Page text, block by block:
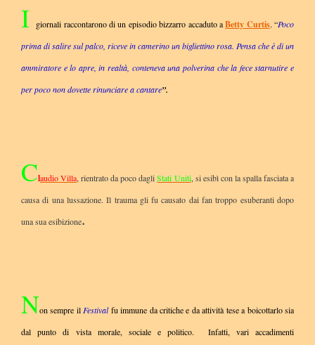
I giornali raccontarono di un episodio bizzarro accaduto aBetty Curtis. “Poco
prima di salire sul palco, riceve in camerino un bigliettino rosa. Pensa che è di un
ammiratore e lo apre, in realtà, conteneva una polverina che la fece starnutire e
per poco non dovette rinunciare a cantare”.
Claudio Villa, rientrato da poco dagli Stati Uniti, si esibì con la spalla fasciata a
causa di una lussazione. Il trauma gli fu causato dai fan troppo esuberanti dopo
una sua esibizione.
Non sempre il Festivalfu immune da critiche e da attività tese a boicottarlo sia
dal punto di vista morale, sociale e politico. Infatti, vari accadimenti